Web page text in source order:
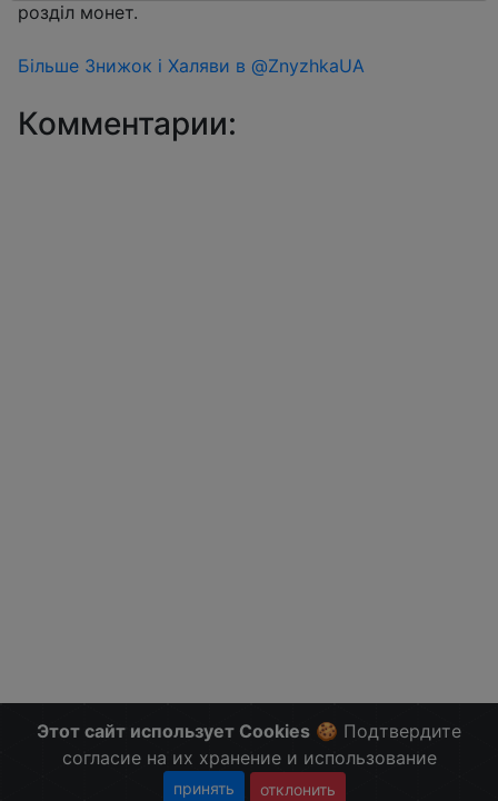
розділ монет.
Більше Знижок і Халяви в @ZnyzhkaUA
Комментарии:
Этот сайт использует Cookies 🍪 Подтвердите
согласие на их хранение и использование
принять отклонить